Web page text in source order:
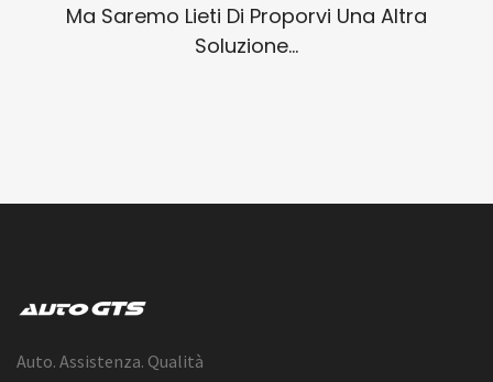
Ma Saremo Lieti Di Proporvi Una Altra
Soluzione...
Auto. Assistenza. Qualità